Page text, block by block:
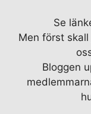
Se
Men först
Bloggen